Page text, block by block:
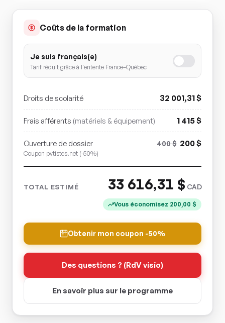
Coûts de la formation
Je suis français(e)
Tarif réduit grâce à l'entente France–Québec
Droits de scolarité 32 001,31$
Frais afférents (matériels & équipement) 1 415$
Ouverture de dossier
Coupon pvtistes.net (-50%)
400$ 200$
TOTAL ESTIMÉ 33 616,31 $ CAD
Vous économisez 200,00 $
Obtenir mon coupon -50%
Des questions ? (RdV visio)
En savoir plus sur le programme